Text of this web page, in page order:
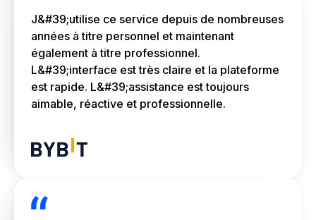
J&#39;utilise ce service depuis de nombreuses
années à titre personnel et maintenant
également à titre professionnel.
L&#39;interface est très claire et la plateforme
est rapide. L&#39;assistance est toujours
aimable, réactive et professionnelle.